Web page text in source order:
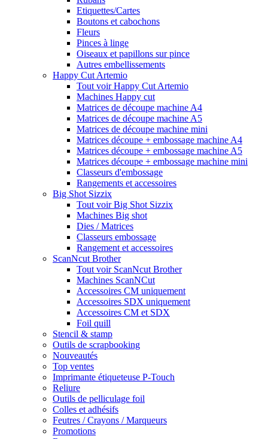
Etiquettes/Cartes
Boutons et cabochons
Fleurs
Pinces à linge
Oiseaux et papillons sur pince
Autres embellissements
Happy Cut Artemio
Tout voir Happy Cut Artemio
Machines Happy cut
Matrices de découpe machine A4
Matrices de découpe machine A5
Matrices de découpe machine mini
Matrices découpe + embossage machine A4
Matrices découpe + embossage machine A5
Matrices découpe + embossage machine mini
Classeurs d'embossage
Rangements et accessoires
Big Shot Sizzix
Tout voir Big Shot Sizzix
Machines Big shot
Dies / Matrices
Classeurs embossage
Rangement et accessoires
ScanNcut Brother
Tout voir ScanNcut Brother
Machines ScanNCut
Accessoires CM uniquement
Accessoires SDX uniquement
Accessoires CM et SDX
Foil quill
Stencil & stamp
Outils de scrapbooking
Nouveautés
Top ventes
Imprimante étiqueteuse P-Touch
Reliure
Outils de pelliculage foil
Colles et adhésifs
Feutres / Crayons / Marqueurs
Promotions